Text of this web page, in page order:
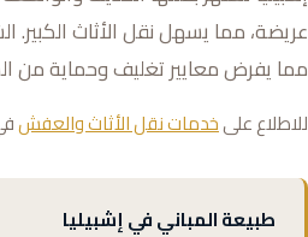
عريضة، مما يسهل نقل الأثاث الكبير.
مما يفرض معايير تغليف وحماية من
للاطلاع علىخدمات نقل الأثاث والعفش
طبيعة المباني في إشبيليا